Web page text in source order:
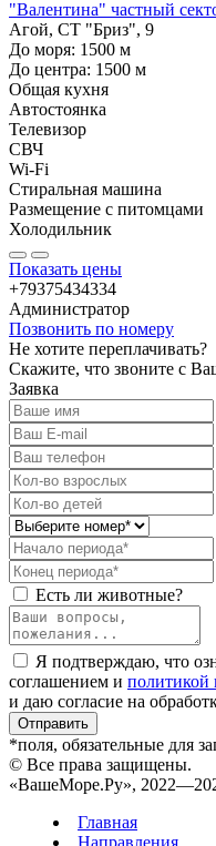
"Валентина" частный
Агой, СТ "Бриз", 9
До моря: 1500 м
До центра: 1500 м
Общая кухня
Автостоянка
Телевизор
СВЧ
Wi-Fi
Стиральная машина
Размещение с питомцами
Холодильник
Показать цены
+79375434334
Администратор
Позвонить по номеру
Не хотите переплачивать?
Скажите, что звоните с
Заявка
Есть ли животные?
Я подтверждаю, что
соглашением и политикой
и даю согласие на
Отправить
*поля, обязательные для
© Все права защищены.
«ВашеМоре.Ру»,
Главная